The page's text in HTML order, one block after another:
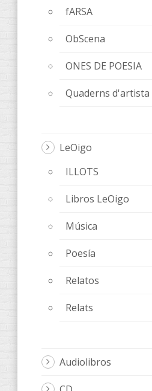
fARSA
ObScena
ONES DE POESIA
Quaderns d'artista
LeOigo
ILLOTS
Libros LeOigo
Música
Poesía
Relatos
Relats
Audiolibros